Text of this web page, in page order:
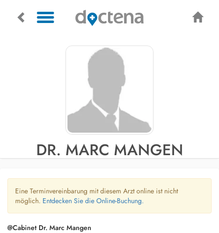
DR. MARC MANGEN
Eine Terminvereinbarung mit diesem Arzt online ist nicht
möglich. Entdecken Sie die Online-Buchung.
@Cabinet Dr. Marc Mangen